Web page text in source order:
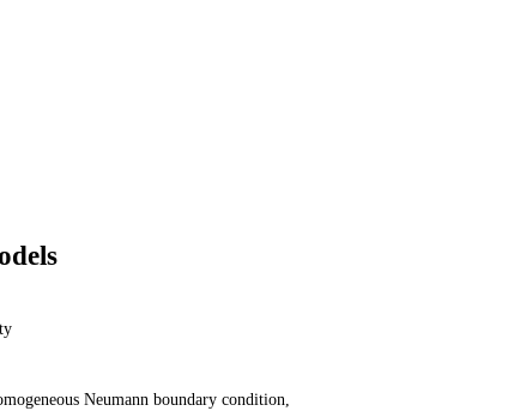
Neumann boundary condition,